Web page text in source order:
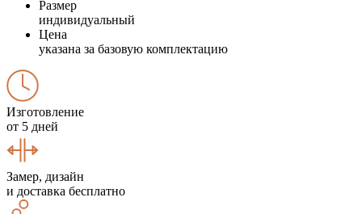
Размер
индивидуальный
Цена
указана за базовую комплектацию
Изготовление
от 5 дней
Замер, дизайн
и доставка бесплатно